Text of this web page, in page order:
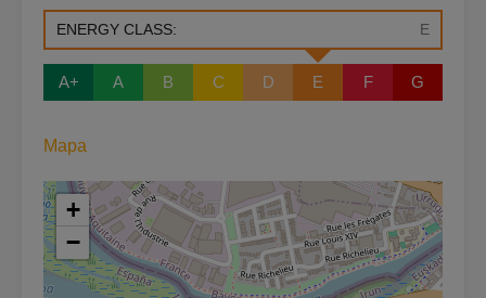
ENERGY CLASS: E
A+ A B C D E F G
Mapa
+
−